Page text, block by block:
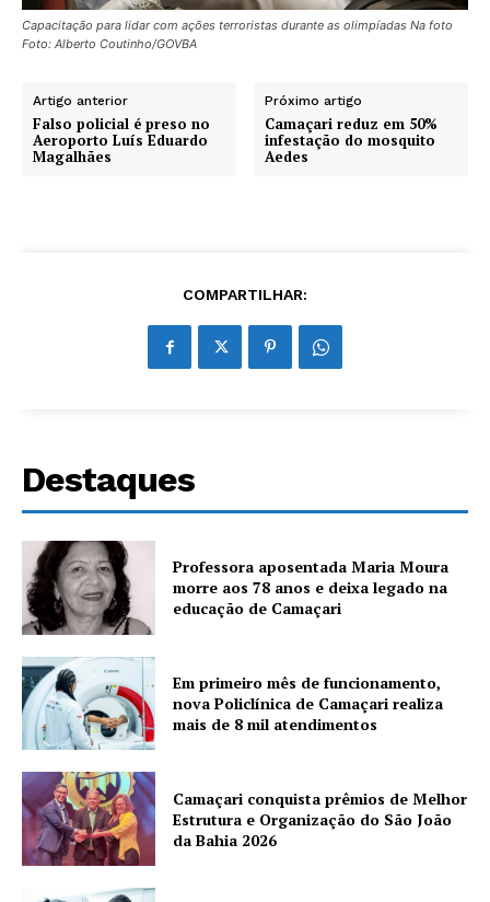
Capacitação para lidar com ações terroristas durante as olimpíadas Na foto
Foto: Alberto Coutinho/GOVBA
Artigo anterior
Falso policial é preso no
Aeroporto Luís Eduardo
Magalhães
Próximo artigo
Camaçari reduz em 50%
infestação do mosquito
Aedes
COMPARTILHAR:
Destaques
Professora aposentada Maria Moura
morre aos 78 anos e deixa legado na
educação de Camaçari
Em primeiro mês de funcionamento,
nova Policlínica de Camaçari realiza
mais de 8 mil atendimentos
Camaçari conquista prêmios de Melhor
Estrutura e Organização do São João
da Bahia 2026